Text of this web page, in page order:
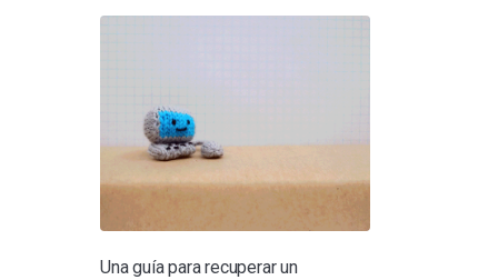
Una guía para recuperar un